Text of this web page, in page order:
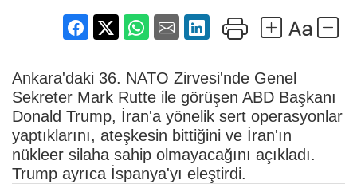
Ankara'daki 36. NATO Zirvesi'nde Genel
Sekreter Mark Rutte ile görüşen ABD Başkanı
Donald Trump, İran'a yönelik sert operasyonlar
yaptıklarını, ateşkesin bittiğini ve İran'ın
nükleer silaha sahip olmayacağını açıkladı.
Trump ayrıca İspanya'yı eleştirdi.